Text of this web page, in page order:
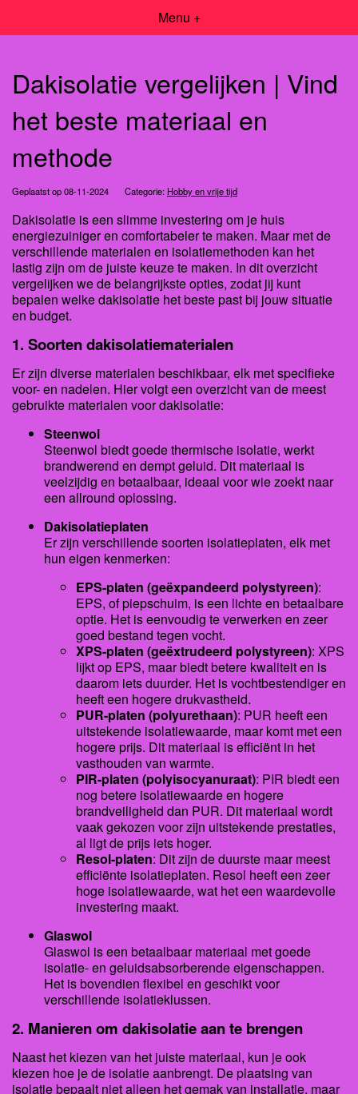
Menu +
Dakisolatie vergelijken | Vind
het beste materiaal en
methode
Geplaatst op 08-11-2024 Categorie: Hobby en vrije tijd
Dakisolatie is een slimme investering om je huis
energiezuiniger en comfortabeler te maken. Maar met de
verschillende materialen en isolatiemethoden kan het
lastig zijn om de juiste keuze te maken. In dit overzicht
vergelijken we de belangrijkste opties, zodat jij kunt
bepalen welke dakisolatie het beste past bij jouw situatie
en budget.
1. Soorten dakisolatiematerialen
Er zijn diverse materialen beschikbaar, elk met specifieke
voor- en nadelen. Hier volgt een overzicht van de meest
gebruikte materialen voor dakisolatie:
Steenwol
Steenwol biedt goede thermische isolatie, werkt
brandwerend en dempt geluid. Dit materiaal is
veelzijdig en betaalbaar, ideaal voor wie zoekt naar
een allround oplossing.
Dakisolatieplaten
Er zijn verschillende soorten isolatieplaten, elk met
hun eigen kenmerken:
EPS-platen (geëxpandeerd polystyreen):
EPS, of piepschuim, is een lichte en betaalbare
optie. Het is eenvoudig te verwerken en zeer
goed bestand tegen vocht.
XPS-platen (geëxtrudeerd polystyreen): XPS
lijkt op EPS, maar biedt betere kwaliteit en is
daarom iets duurder. Het is vochtbestendiger en
heeft een hogere drukvastheid.
PUR-platen (polyurethaan): PUR heeft een
uitstekende isolatiewaarde, maar komt met een
hogere prijs. Dit materiaal is efficiënt in het
vasthouden van warmte.
PIR-platen (polyisocyanuraat): PIR biedt een
nog betere isolatiewaarde en hogere
brandveiligheid dan PUR. Dit materiaal wordt
vaak gekozen voor zijn uitstekende prestaties,
al ligt de prijs iets hoger.
Resol-platen: Dit zijn de duurste maar meest
efficiënte isolatieplaten. Resol heeft een zeer
hoge isolatiewaarde, wat het een waardevolle
investering maakt.
Glaswol
Glaswol is een betaalbaar materiaal met goede
isolatie- en geluidsabsorberende eigenschappen.
Het is bovendien flexibel en geschikt voor
verschillende isolatieklussen.
2. Manieren om dakisolatie aan te brengen
Naast het kiezen van het juiste materiaal, kun je ook
kiezen hoe je de isolatie aanbrengt. De plaatsing van
isolatie bepaalt niet alleen het gemak van installatie, maar